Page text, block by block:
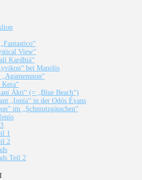
View“
Kardhiá“
bei Manólis
Kera“
Ákti“ (= „Blue Beach“)
„Ionía“ in der Odós Évans
im „Schmutzgässchen“
1
2
Teil 2